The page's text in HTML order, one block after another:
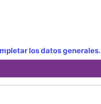
los datos generales.